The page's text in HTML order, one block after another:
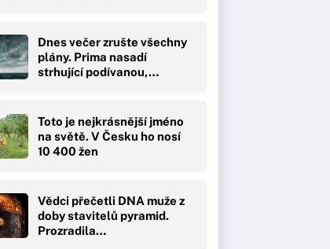
Dnes večer zrušte všechny
plány. Prima nasadí
strhující podívanou,…
Toto je nejkrásnější jméno
na světě. V Česku ho nosí
10 400 žen
Vědci přečetli DNA muže z
doby stavitelů pyramid.
Prozradila…